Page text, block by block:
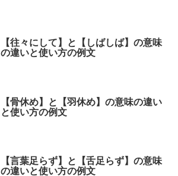
【往々にして】と【しばしば】の意味
の違いと使い方の例文
【骨休め】と【羽休め】の意味の違い
と使い方の例文
【言葉足らず】と【舌足らず】の意味
の違いと使い方の例文